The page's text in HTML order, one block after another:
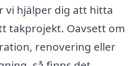
vi hjälper dig att hitta
takprojekt. Oavsett om
renovering eller